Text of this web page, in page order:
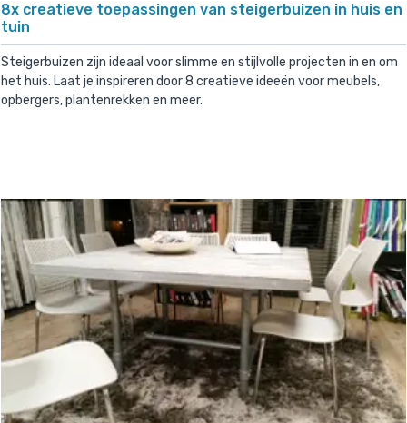
8x creatieve toepassingen van steigerbuizen in huis en
tuin
Steigerbuizen zijn ideaal voor slimme en stijlvolle projecten in en om
het huis. Laat je inspireren door 8 creatieve ideeën voor meubels,
opbergers, plantenrekken en meer.